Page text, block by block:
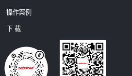
操作案例
下 载